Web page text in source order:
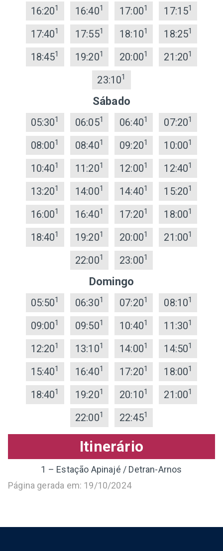
16:201 16:401 17:001 17:151
17:401 17:551 18:101 18:251
18:451 19:201 20:001 21:201
23:101
Sábado
05:301 06:051 06:401 07:201
08:001 08:401 09:201 10:001
10:401 11:201 12:001 12:401
13:201 14:001 14:401 15:201
16:001 16:401 17:201 18:001
18:401 19:201 20:001 21:001
22:001 23:001
Domingo
05:501 06:301 07:201 08:101
09:001 09:501 10:401 11:301
12:201 13:101 14:001 14:501
15:401 16:401 17:201 18:001
18:401 19:201 20:101 21:001
22:001 22:451
Itinerário
1 – Estação Apinajé / Detran-Arnos
Página gerada em: 19/10/2024